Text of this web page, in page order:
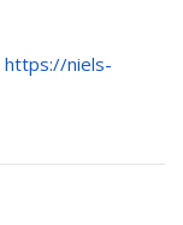
https://niels-